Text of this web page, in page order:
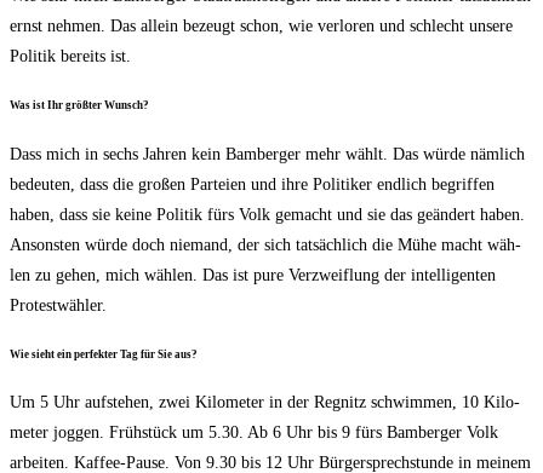
ernst neh­men. Das allein bezeugt schon, wie ver­lo­ren und schlecht unse­re
Poli­tik bereits ist.
Was ist Ihr größ­ter Wunsch?
Dass mich in sechs Jah­ren kein Bam­ber­ger mehr wählt. Das wür­de näm­lich
bedeu­ten, dass die gro­ßen Par­tei­en und ihre Poli­ti­ker end­lich begrif­fen
haben, dass sie kei­ne Poli­tik fürs Volk gemacht und sie das geän­dert haben.
Ansons­ten wür­de doch nie­mand, der sich tat­säch­lich die Mühe macht wäh­
len zu gehen, mich wäh­len. Das ist pure Ver­zweif­lung der intel­li­gen­ten
Protestwähler.
Wie sieht ein per­fek­ter Tag für Sie aus?
Um 5 Uhr auf­ste­hen, zwei Kilo­me­ter in der Reg­nitz schwim­men, 10 Kilo­
me­ter jog­gen. Früh­stück um 5.30. Ab 6 Uhr bis 9 fürs Bam­ber­ger Volk
arbei­ten. Kaf­fee-Pau­se. Von 9.30 bis 12 Uhr Bür­ger­sprech­stun­de in mei­nem